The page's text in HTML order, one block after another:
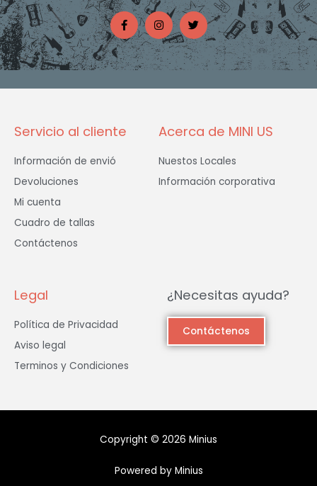
F
a
c
e
b
o
o
I
n
s
t
a
g
r
T
w
i
t
t
e
Servicio al cliente
Información de envió
Devoluciones
Mi cuenta
Cuadro de tallas
Contáctenos
Acerca de MINI US
Nuestos Locales
Información corporativa
Legal
Política de Privacidad
Aviso legal
Terminos y Condiciones
¿Necesitas ayuda?
Contáctenos
Copyright © 2026 Minius
Powered by Minius